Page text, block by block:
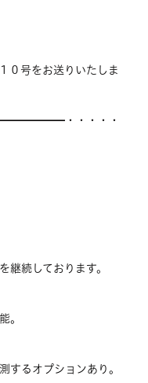
０号をお送りいたしま
・・・・・
続しております。
。
するオプションあり。